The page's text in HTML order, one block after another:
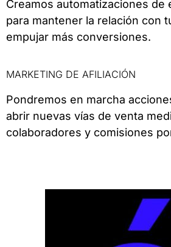
Creamos automatizaciones de
para mantener la relación con
empujar más conversiones.
MARKETING DE AFILIACIÓN
Pondremos en marcha
abrir nuevas vías de venta
colaboradores y comisiones